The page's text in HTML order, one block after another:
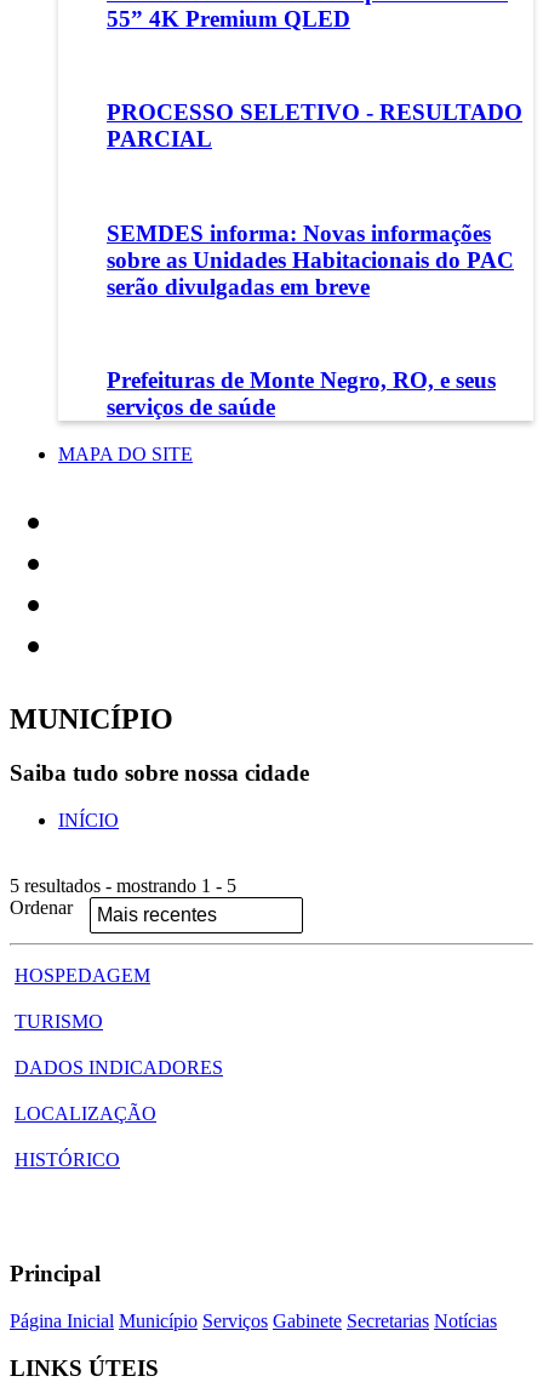
55” 4K Premium QLED
PROCESSO SELETIVO - RESULTADO
PARCIAL
SEMDES informa: Novas informações
sobre as Unidades Habitacionais do PAC
serão divulgadas em breve
Prefeituras de Monte Negro, RO, e seus
serviços de saúde
MAPA DO SITE
MUNICÍPIO
Saiba tudo sobre nossa cidade
INÍCIO
5 resultados - mostrando 1 - 5
Ordenar
HOSPEDAGEM
TURISMO
DADOS INDICADORES
LOCALIZAÇÃO
HISTÓRICO
Principal
Página Inicial Município Serviços Gabinete Secretarias Notícias
LINKS ÚTEIS